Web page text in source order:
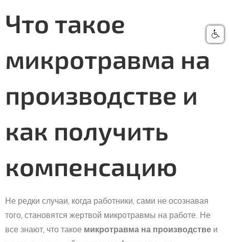
Что такое
микротравма на
производстве и
как получить
компенсацию
Не редки случаи, когда работники, сами не осознавая
того, становятся жертвой микротравмы на работе. Не
все знают, что такое микротравма на производстве и